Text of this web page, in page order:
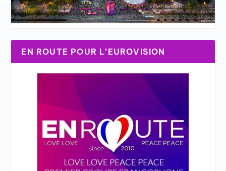
EN ROUTE POUR L’EUROVISION